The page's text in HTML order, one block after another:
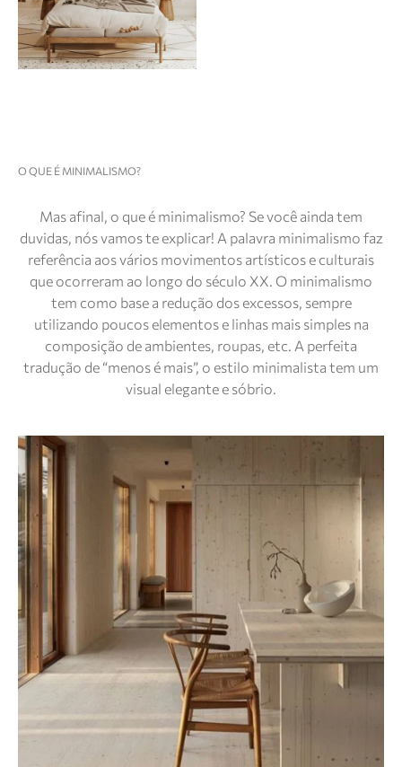
O QUE É MINIMALISMO?
Mas afinal, o que é minimalismo? Se você ainda tem
duvidas, nós vamos te explicar! A palavra minimalismo faz
referência aos vários movimentos artísticos e culturais
que ocorreram ao longo do século XX. O minimalismo
tem como base a redução dos excessos, sempre
utilizando poucos elementos e linhas mais simples na
composição de ambientes, roupas, etc. A perfeita
tradução de “menos é mais”, o estilo minimalista tem um
visual elegante e sóbrio.